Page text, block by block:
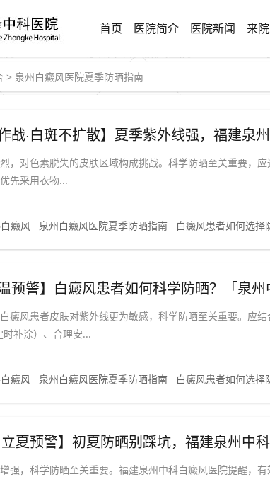
首页 医院简介 医院新闻 来
> 泉州白癜风医院夏季防晒指南
作战·白斑不扩散】夏季紫外线强，福建泉
，对色素脱失的皮肤区域构成挑战。科学防晒至关重要，
先采用衣物...
癜风
泉州白癜风医院夏季防晒指南 白癜风患者如何选择
癜风患者皮肤对紫外线更为敏感，科学防晒至关重要。应
时补涂）、合理安...
癜风
泉州白癜风医院夏季防晒指南 白癜风患者如何选择
立夏预警】初夏防晒别踩坑，福建泉州中
强，科学防晒至关重要。福建泉州中科白癜风医院提醒，有